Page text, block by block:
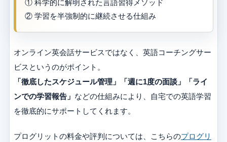
① 科学的に解明された言語習得メソッド
② 学習を半強制的に継続させる仕組み
オンライン英会話サービスではなく、英語コーチングサー
ビスというのがポイント。
「徹底したスケジュール管理」「週に1度の面談」「ライ
ンでの学習報告」 などの仕組みにより、自宅での英語学習
を徹底的にサポートしてくれます。
プログリットの料金や評判については、こちらのプログリ